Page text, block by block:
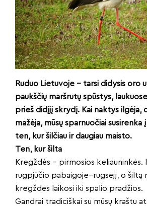
Ruduo Lietuvoje – tarsi didysis oro
paukščių maršrutų spūstys,
prieš didįjį skrydį. Kai naktys ilgėja,
mažėja, mūsų sparnuočiai susirenka
ten, kur šilčiau ir daugiau maisto.
Ten, kur šilta
Kregždės – pirmosios keliauninkės.
rugpjūčio pabaigoje–rugsėjį, o šiltą
kregždės laikosi iki spalio pradžios.
Gandrai tradiciškai su mūsų kraštu